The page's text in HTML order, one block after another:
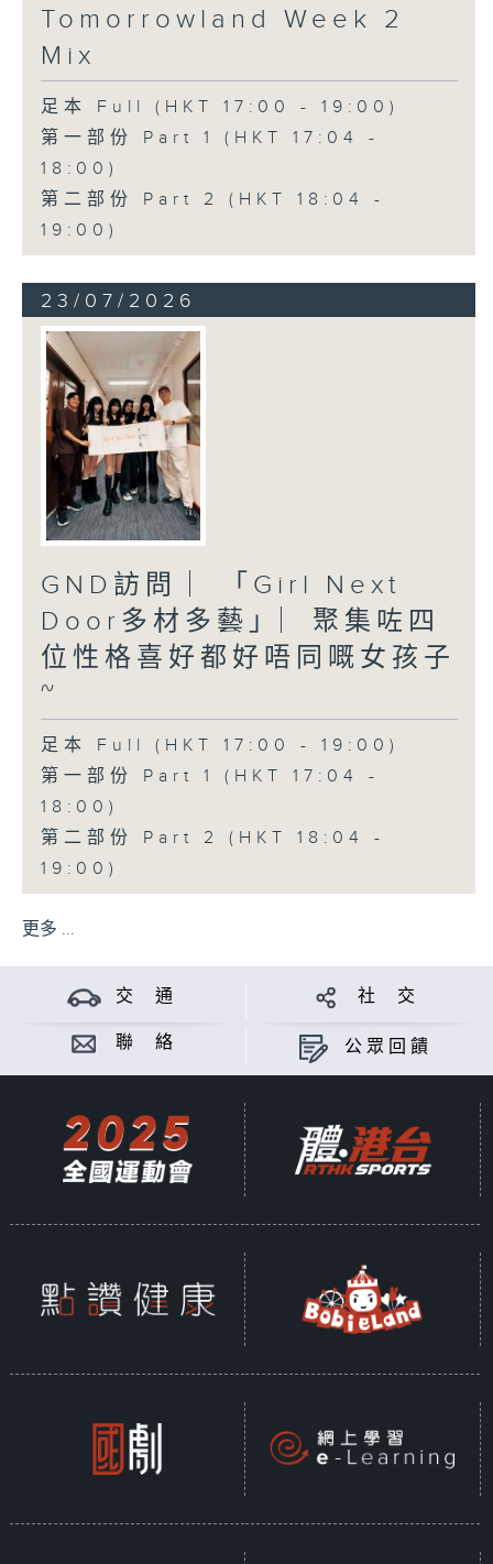
Tomorrowland Week 2
Mix
足本 Full (HKT 17:00 - 19:00)
第一部份 Part 1 (HKT 17:04 -
18:00)
第二部份 Part 2 (HKT 18:04 -
19:00)
23/07/2026
GND訪問 ︳「Girl Next
Door多材多藝」︳聚集咗四
位性格喜好都好唔同嘅女孩子
~
足本 Full (HKT 17:00 - 19:00)
第一部份 Part 1 (HKT 17:04 -
18:00)
第二部份 Part 2 (HKT 18:04 -
19:00)
更多 ...
交 通 社 交
聯 絡 公眾回饋